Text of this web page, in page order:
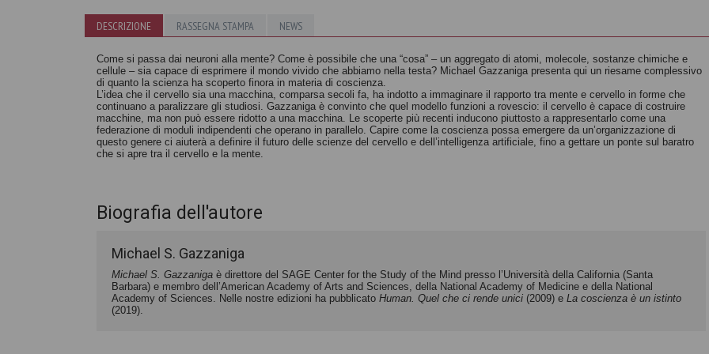
Perché non
siamo il nostro
Alva Noë Christof Koch
crea la nostra
Anil Seth
Figure della mente
Autori vari
DESCRIZIONE RASSEGNA STAMPA NEWS
Come si passa dai neuroni alla mente? Come è possibile che una “cosa” – un aggregato di atomi, molecole, sostanze chimiche e
cellule – sia capace di esprimere il mondo vivido che abbiamo nella testa? Michael Gazzaniga presenta qui un riesame complessivo
di quanto la scienza ha scoperto finora in materia di coscienza.
L’idea che il cervello sia una macchina, comparsa secoli fa, ha indotto a immaginare il rapporto tra mente e cervello in forme che
continuano a paralizzare gli studiosi. Gazzaniga è convinto che quel modello funzioni a rovescio: il cervello è capace di costruire
macchine, ma non può essere ridotto a una macchina. Le scoperte più recenti inducono piuttosto a rappresentarlo come una
federazione di moduli indipendenti che operano in parallelo. Capire come la coscienza possa emergere da un’organizzazione di
questo genere ci aiuterà a definire il futuro delle scienze del cervello e dell’intelligenza artificiale, fino a gettare un ponte sul baratro
che si apre tra il cervello e la mente.
Biografia dell'autore
Michael S. Gazzaniga
Michael S. Gazzaniga è direttore del SAGE Center for the Study of the Mind presso l’Università della California (Santa
Barbara) e membro dell’American Academy of Arts and Sciences, della National Academy of Medicine e della National
Academy of Sciences. Nelle nostre edizioni ha pubblicato Human. Quel che ci rende unici (2009) e La coscienza è un istinto
(2019).